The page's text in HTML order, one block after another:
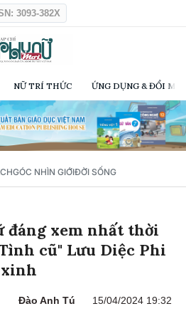
3093-382X
NỮ TRÍ THỨC ỨNG DỤNG & ĐỔI
GÓC NHÌN GIỚIĐỜI SỐNG
đáng xem nhất thời
cũ" Lưu Diệc Phi
xinh
Đào Anh Tú 15/04/2024 19:32